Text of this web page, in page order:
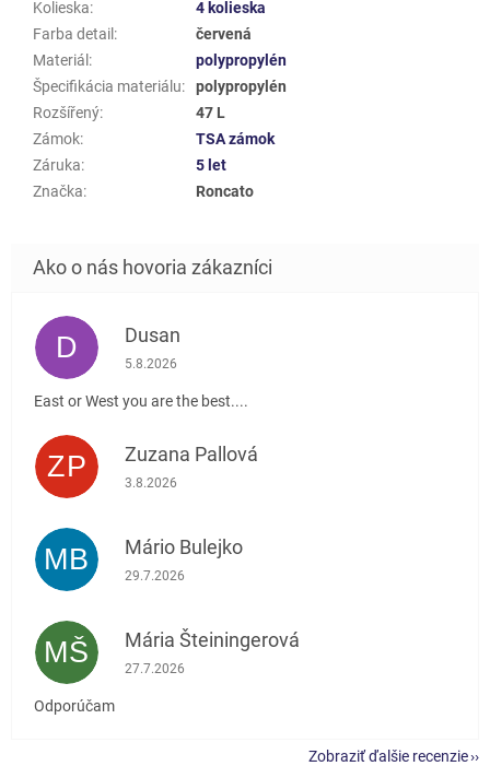
Kolieska:
4 kolieska
Farba detail :
červená
Materiál :
polypropylén
Špecifikácia materiálu:
polypropylén
Rozšířený:
47 L
Zámok:
TSA zámok
Záruka:
5 let
Značka: Roncato
D Dusan
Hodnotenie obchodu je 5 z 5 hviezdičiek.
5.8.2026
East or West you are the best....
ZP Zuzana Pallová
Hodnotenie obchodu je 5 z 5 hviezdičiek.
3.8.2026
MB Mário Bulejko
Hodnotenie obchodu je 5 z 5 hviezdičiek.
29.7.2026
MŠ Mária Šteiningerová
Hodnotenie obchodu je 5 z 5 hviezdičiek.
27.7.2026
Odporúčam
Zobraziť ďalšie recenzie